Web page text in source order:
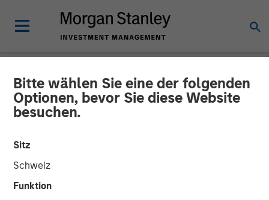
Bitte wählen Sie eine der folgenden
Optionen, bevor Sie diese Website
besuchen.
Sitz
Schweiz
Funktion
GLOBAL FIXED INCOME BULLETIN INSIGHTS
Video: Stabilizing After
Shock
27 MAI 2026